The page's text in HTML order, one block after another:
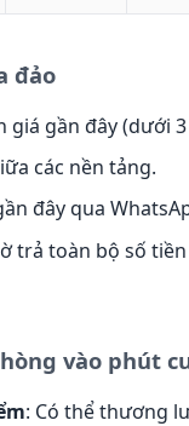
đảo
giá gần đây (dưới
các nền tảng.
đây qua
trả toàn bộ số
vào phút
: Có thể thương